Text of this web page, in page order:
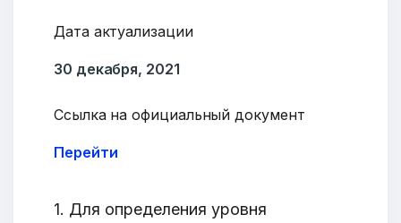
Дата актуализации
30 декабря, 2021
Ссылка на официальный документ
Перейти
1. Для определения уровня